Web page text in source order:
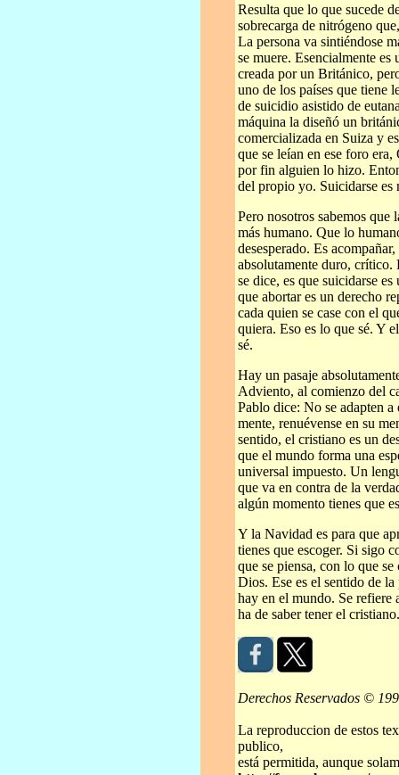
Resulta que lo que sucede
sobrecarga de nitrógeno
La persona va sintiéndose
se muere. Esencialmente
creada por un Británico,
uno de los países que tiene
de suicidio asistido de
máquina la diseñó un
comercializada en Suiza y
que se leían en ese foro
por fin alguien lo hizo.
del propio yo. Suicidarse es
Pero nosotros sabemos que
más humano. Que lo
desesperado. Es
absolutamente duro, crítico.
se dice, es que suicidarse
que abortar es un derecho
cada quien se case con el
quiera. Eso es lo que sé. Y
sé.
Hay un pasaje
Adviento, al comienzo del
Pablo dice: No se adapten a
mente, renuévense en su
sentido, el cristiano es un
que el mundo forma una
universal impuesto. Un
que va en contra de la
algún momento tienes que
Y la Navidad es para que
tienes que escoger. Si sigo
que se piensa, con lo que
Dios. Ese es el sentido de
hay en el mundo. Se refiere
ha de saber tener el
Derechos Reservados ©
La reproduccion de estos
publico,
está permitida, aunque